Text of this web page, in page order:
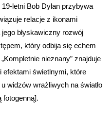
letni Bob Dylan przybywa
relacje z ikonami
błyskawiczny rozwój
który odbija się echem
nieznany” znajduje
świetlnymi, które
widzów wrażliwych na światło
fotogenną].